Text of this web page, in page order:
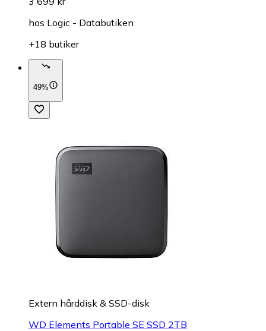
hos Logic - Databutiken
+18 butiker
49%
Extern hårddisk & SSD-disk
WD Elements Portable SE SSD 2TB